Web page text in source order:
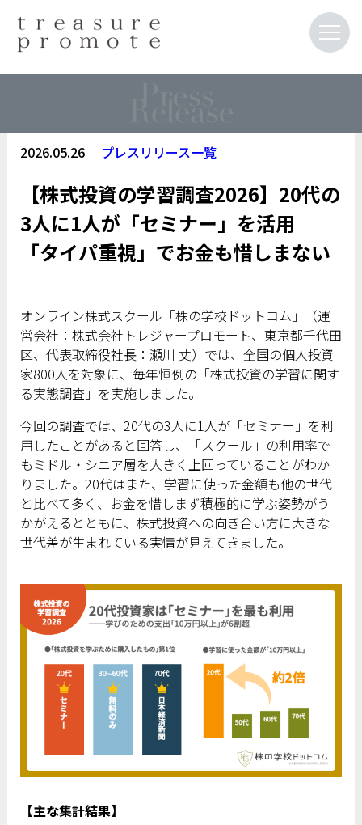
2026.05.26 プレスリリース一覧
【株式投資の学習調査2026】20代の
3人に1人が「セミナー」を活用
「タイパ重視」でお金も惜しまない
オンライン株式スクール「株の学校ドットコム」（運
営会社：株式会社トレジャープロモート、東京都千代田
区、代表取締役社長：瀬川 丈）では、全国の個人投資
家800人を対象に、毎年恒例の「株式投資の学習に関す
る実態調査」を実施しました。
今回の調査では、20代の3人に1人が「セミナー」を利
用したことがあると回答し、「スクール」の利用率で
もミドル・シニア層を大きく上回っていることがわか
りました。20代はまた、学習に使った金額も他の世代
と比べて多く、お金を惜しまず積極的に学ぶ姿勢がう
かがえるとともに、株式投資への向き合い方に大きな
世代差が生まれている実情が見えてきました。
【主な集計結果】